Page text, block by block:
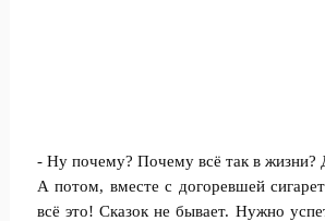
- Ну почему? Почему всё так в жизни?
А потом, вместе с догоревшей
всё это! Сказок не бывает. Нужно